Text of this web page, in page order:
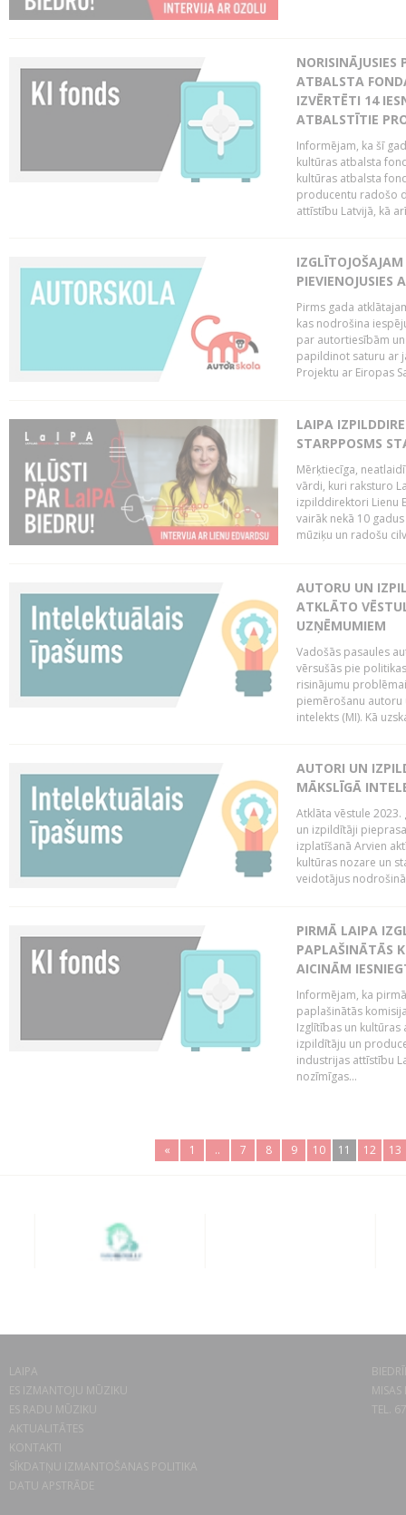
ATBALSTA
IZVĒRTĒTI 14
ATBALSTĪTIE
Informējam, ka šī
kultūras atbalsta
kultūras atbalsta
producentu radošo
attīstību Latvijā, kā
PIEVIENOJUSIES
Pirms gada
kas nodrošina
par autortiesībām
papildinot saturu ar
Projektu ar Eiropas
LAIPA
STARPPOSMS
Mērķtiecīga,
vārdi, kuri raksturo
izpilddirektori Lienu
vairāk nekā 10
mūziķu un radošu
AUTORU UN
ATKLĀTO
UZŅĒMUMIEM
Vadošās pasaules
vērsušās pie
risinājumu
piemērošanu autoru
intelekts (MI). Kā
AUTORI UN
MĀKSLĪGĀ
Atklāta vēstule
un izpildītāji
izplatīšanā Arvien
kultūras nozare un
veidotājus
PIRMĀ LAIPA
PAPLAŠINĀTĀS
AICINĀM
Informējam, ka
paplašinātās
Izglītības un
izpildītāju un
industrijas attīstību
nozīmīgas...
« 1 .. 7 8 9 10 11 12 13
LAIPA
ES IZMANTOJU MŪZIKU
ES RADU MŪZIKU
AKTUALITĀTES
KONTAKTI
SĪKDATŅU IZMANTOŠANAS POLITIKA
DATU APSTRĀDE
TEL.